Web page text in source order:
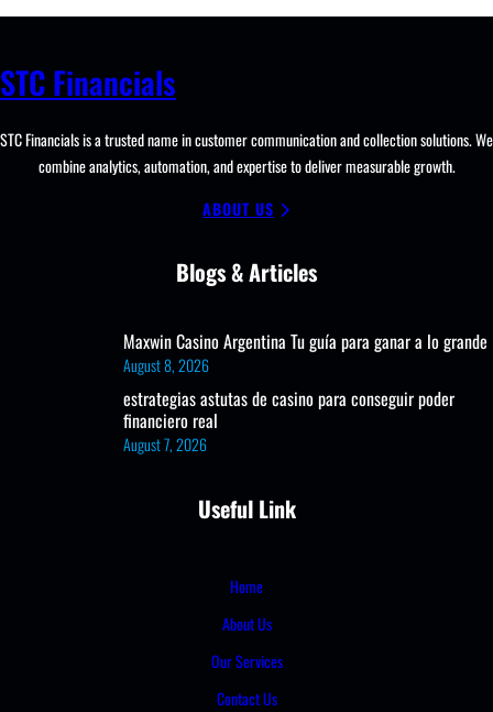
STC Financials
STC Financials is a trusted name in customer communication and collection solutions. We
combine analytics, automation, and expertise to deliver measurable growth.
ABOUT US
Blogs & Articles
Maxwin Casino Argentina Tu guía para ganar a lo grande
August 8, 2026
estrategias astutas de casino para conseguir poder
financiero real
August 7, 2026
Useful Link
Home
About Us
Our Services
Contact Us